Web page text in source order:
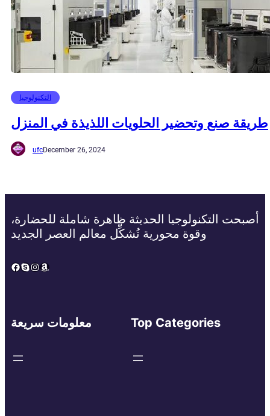
التكنولوجيا
طريقة صنع وتحضير الحلويات اللذيذة في المنزل
ufcDecember 26, 2024
أصبحت التكنولوجيا الحديثة ظاهرة شاملة للحضارة،
وقوة محورية تُشكِّل معالم العصر الجديد
Facebook
Skype
Instagram
Amazon
معلومات سريعة Top Categories